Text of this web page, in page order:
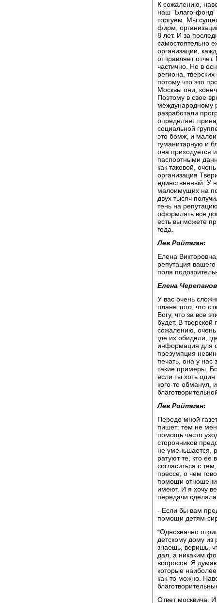
К сожалению,
наш “Благо-
торгуем. Мы
фирм,
8 лет. И за
самостоятельно
организации,
отправляет
частично. Но в
региона,
потому что это
Москвы они,
Поэтому в свое
международному
разработали
определяет
социальной
это бомж, и
гуманитарную и
она приходуется
паспортными
как таковой,
организация
единственный. У
малоимущих на
двух тысяч
тень на
оформлять все
есть вы можете
года.
Лев Ройтман:
Елена
репутация
поля
Елена
У вас очень
плане того, что
Богу, что за все
будет. В тверской
сожалению,
где их обидели,
информация для
презумпция
печать, она у нас
такие примеры.
если ты хоть
кого-то обманул,
Лев Ройтман:
Передо мной
пишет: тем не
помощь часто
сторонников
не уменьшается,
ратуют те, кто ее
согласиться с
прессе, о чем
помощи
имеют. И я хочу
передачи
- Если бы вам
помощи детям-
“Однозначно
детскому дому из
знаешь, веришь,
дал, а никаким
вопросов. Я
которые
как-то можно.
Ответ москвича.